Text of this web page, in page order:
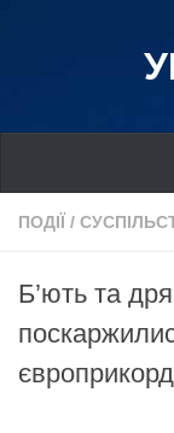
Україна
Дніпро
Львів
Івано-
ПОДІЇ /
Б’ють та